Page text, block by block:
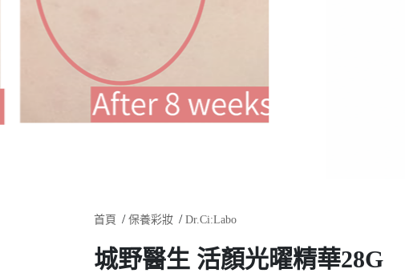
首頁 保養彩妝 Dr.Ci:Labo
城野醫生 活顏光曜精華28G